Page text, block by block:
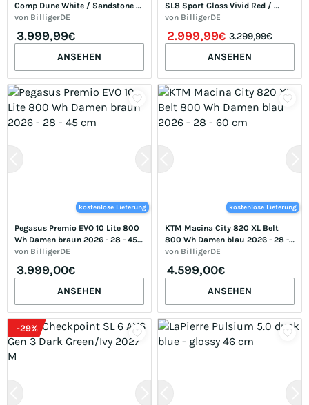
Comp Dune White / Sandstone
Metallic / Desert / Ora... - 54 - 54
von BilligerDE
3.999,99€
ANSEHEN
SL8 Sport Gloss Vivid Red /
Obsidian 2026 - 52 - 52
von BilligerDE
2.999,99€ 3.299,99€
ANSEHEN
kostenlose Lieferung
Pegasus Premio EVO 10 Lite 800
Wh Damen braun 2026 - 28 - 45
cm
von BilligerDE
3.999,00€
ANSEHEN
kostenlose Lieferung
KTM Macina City 820 XL Belt
800 Wh Damen blau 2026 - 28 -
60 cm
von BilligerDE
4.599,00€
ANSEHEN
-29%